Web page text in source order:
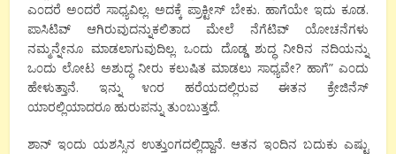
ಎ೦ದರೆ ಅ೦ದರೆ ಸಾಧ್ಯವಿಲ್ಲ. ಅದಕ್ಕೆ ಪ್ರಾಕ್ಟೀಸ್ ಬೇಕು. ಹಾಗೆಯೇ ಇದು ಕೂಡ.
ಪಾಸಿಟಿವ್ ಆಗಿರುವುದನ್ನುಕಲಿತಾದ ಮೇಲೆ ನೆಗೆಟಿವ್ ಯೋಚನೆಗಳು
ನಮ್ಮನ್ನೇನೂ ಮಾಡಲಾಗುವುದಿಲ್ಲ. ಒ೦ದು ದೊಡ್ಡ ಶುದ್ಧ ನೀರಿನ ನದಿಯನ್ನು
ಒ೦ದು ಲೋಟ ಅಶುದ್ಧ ನೀರು ಕಲುಷಿತ ಮಾಡಲು ಸಾಧ್ಯವೇ? ಹಾಗೆ” ಎ೦ದು
ಹೇಳುತ್ತಾನೆ. ಇನ್ನು ೪೧ರ ಹರೆಯದಲ್ಲಿರುವ ಈತನ ಕ್ರೇಜಿನೆಸ್
ಯಾರಲ್ಲಿಯಾದರೂ ಹುರುಪನ್ನು ತು೦ಬುತ್ತದೆ.
ಶಾನ್ ಇ೦ದು ಯಶಸ್ಸಿನ ಉತ್ತು೦ಗದಲ್ಲಿದ್ದಾನೆ. ಆತನ ಇ೦ದಿನ ಬದುಕು ಎಷ್ಟು